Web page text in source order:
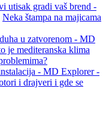
utisak gradi vaš brend -
Neka štampa na majicama
u zatvorenom - MD
je mediteranska klima
- MD Explorer -
i drajveri i gde se